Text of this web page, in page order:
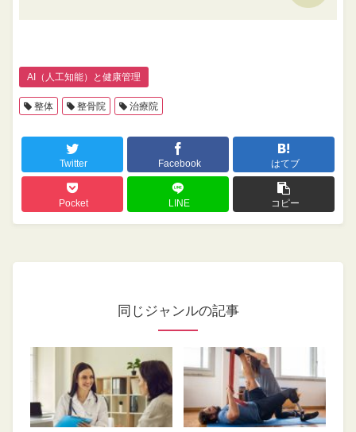
AI（人工知能）と健康管理
整体 整骨院 治療院
Twitter Facebook はてブ
Pocket LINE コピー
同じジャンルの記事